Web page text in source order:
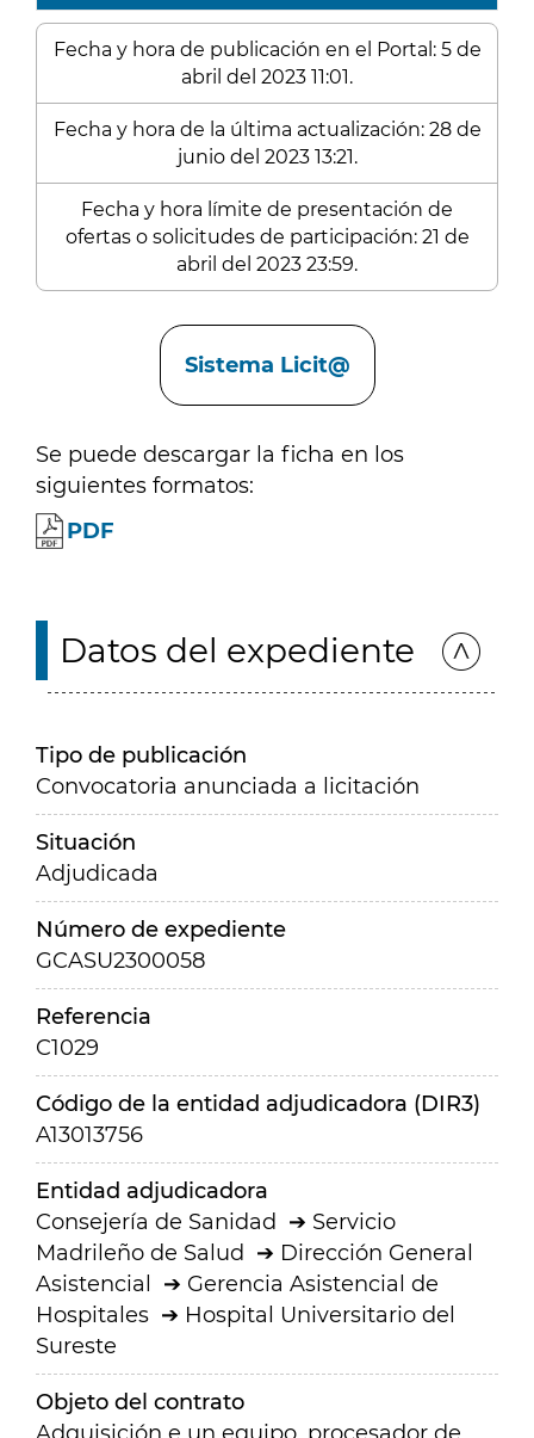
Fecha y hora de publicación en el Portal: 5 de
abril del 2023 11:01.
Fecha y hora de la última actualización: 28 de
junio del 2023 13:21.
Fecha y hora límite de presentación de
ofertas o solicitudes de participación: 21 de
abril del 2023 23:59.
Sistema Licit@
Se puede descargar la ficha en los
siguientes formatos:
PDF
Datos del expediente
Tipo de publicación
Convocatoria anunciada a licitación
Situación
Adjudicada
Número de expediente
GCASU2300058
Referencia
C1029
Código de la entidad adjudicadora (DIR3)
A13013756
Entidad adjudicadora
Consejería de Sanidad
Servicio
Madrileño de Salud
Dirección General
Asistencial
Gerencia Asistencial de
Hospitales
Hospital Universitario del
Sureste
Objeto del contrato